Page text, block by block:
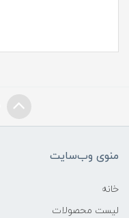
منوی وب‌سایت
خانه
لیست محصولات